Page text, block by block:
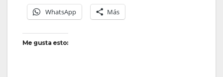
WhatsApp Más
Me gusta esto: